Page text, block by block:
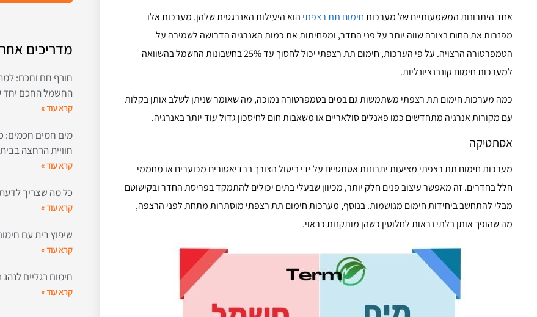
אחד היתרונות המשמעותיים של מערכותחימום תת רצפתי הוא היעילות האנרגטית שלהן. מערכות אלו
מפזרות את החום בצורה שווה יותר על פני החדר, ומפחיתות את כמות האנרגיה הדרושה לשמירה על
הטמפרטורה הרצויה. על פי הערכות, חימום תת רצפתי יכול לחסוך עד 25% בחשבונות החשמל בהשוואה
למערכות חימום קונבנציונליות.
כמה מערכות חימום תת רצפתי משתמשות גם במים בטמפרטורה נמוכה, מה שאומר שניתן לשלב אותן בקלות
עם מקורות אנרגיה מתחדשים כמו פאנלים סולאריים או משאבות חום לחיסכון גדול עוד יותר באנרגיה.
אסתטיקה
מערכות חימום תת רצפתי מציעות יתרונות אסתטיים על ידי ביטול הצורך ברדיאטורים מכוערים או מחממי
חלל בחדרים. זה מאפשר עיצוב פנים חלק יותר, מכיוון שבעלי בתים יכולים להתמקד בפריסת החדר ובקישוטם
מבלי להתחשב ביחידות חימום מגושמות. בנוסף, מערכות חימום תת רצפתי מוסתרות מתחת לפני הרצפה,
מה שהופך אותן בלתי נראות לחלוטין כשהן מותקנות כראוי.
מדריכים
חורף חם וחכם:
החשמל החכם יחד
קרא עוד »
מים חמים
חוויית הרחצה בבית
קרא עוד »
כל מה שצריך לדעת
קרא עוד »
שיפוץ בית עם
קרא עוד »
חימום רגליים
קרא עוד »